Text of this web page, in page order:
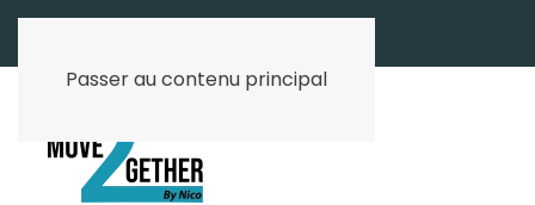
Passer au contenu principal